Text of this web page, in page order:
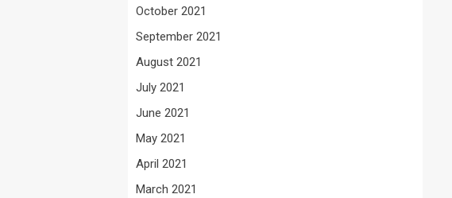
October 2021
September 2021
August 2021
July 2021
June 2021
May 2021
April 2021
March 2021